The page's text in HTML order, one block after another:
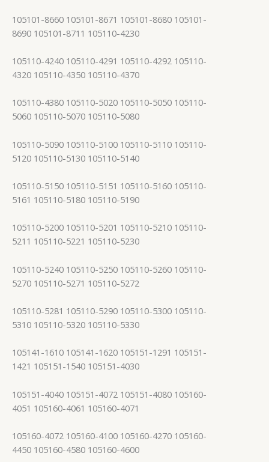
105101-8660 105101-8671 105101-8680 105101-
8690 105101-8711 105110-4230
105110-4240 105110-4291 105110-4292 105110-
4320 105110-4350 105110-4370
105110-4380 105110-5020 105110-5050 105110-
5060 105110-5070 105110-5080
105110-5090 105110-5100 105110-5110 105110-
5120 105110-5130 105110-5140
105110-5150 105110-5151 105110-5160 105110-
5161 105110-5180 105110-5190
105110-5200 105110-5201 105110-5210 105110-
5211 105110-5221 105110-5230
105110-5240 105110-5250 105110-5260 105110-
5270 105110-5271 105110-5272
105110-5281 105110-5290 105110-5300 105110-
5310 105110-5320 105110-5330
105141-1610 105141-1620 105151-1291 105151-
1421 105151-1540 105151-4030
105151-4040 105151-4072 105151-4080 105160-
4051 105160-4061 105160-4071
105160-4072 105160-4100 105160-4270 105160-
4450 105160-4580 105160-4600